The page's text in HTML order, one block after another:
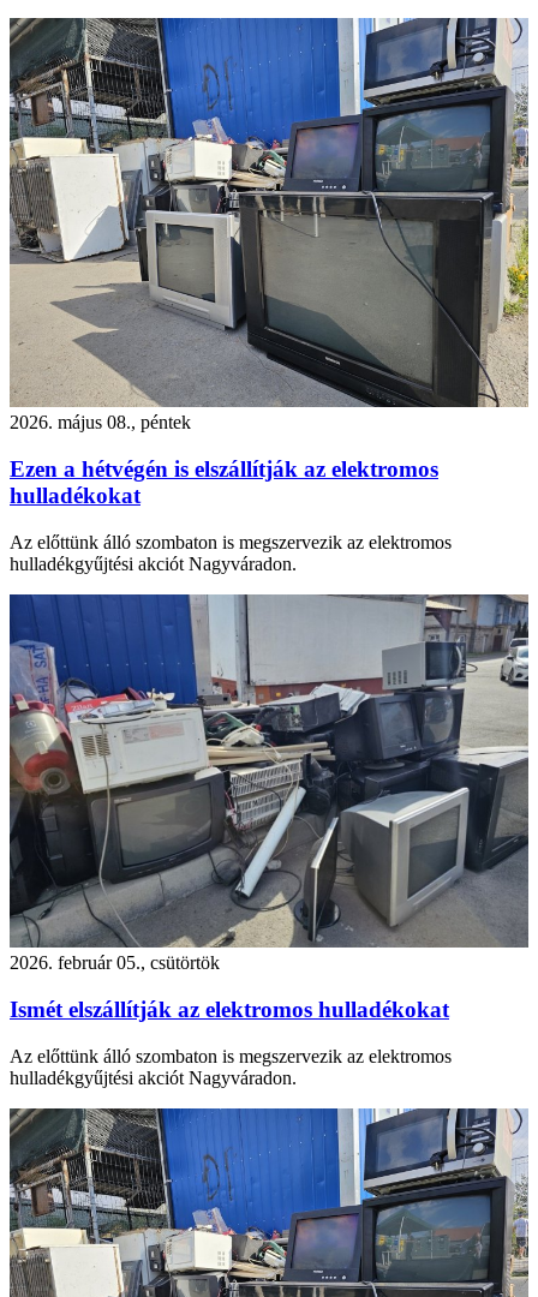
2026. május 08., péntek
Ezen a hétvégén is elszállítják az elektromos
hulladékokat
Az előttünk álló szombaton is megszervezik az elektromos
hulladékgyűjtési akciót Nagyváradon.
2026. február 05., csütörtök
Ismét elszállítják az elektromos hulladékokat
Az előttünk álló szombaton is megszervezik az elektromos
hulladékgyűjtési akciót Nagyváradon.